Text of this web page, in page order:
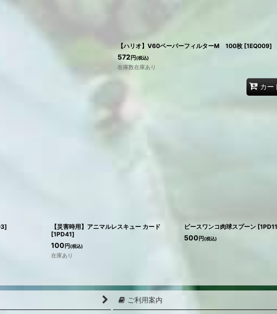
【ハリオ】V60ペーパーフィルターM 100枚 [1EQ009]
572 円(税込)
在庫数在庫あり
カー
]
【災害時用】アニマルレスキュー カード
[1PD41]
100 円(税込)
在庫あり
ピースワンコ肉球スプーン [
500 円(税込)
ご利用案内